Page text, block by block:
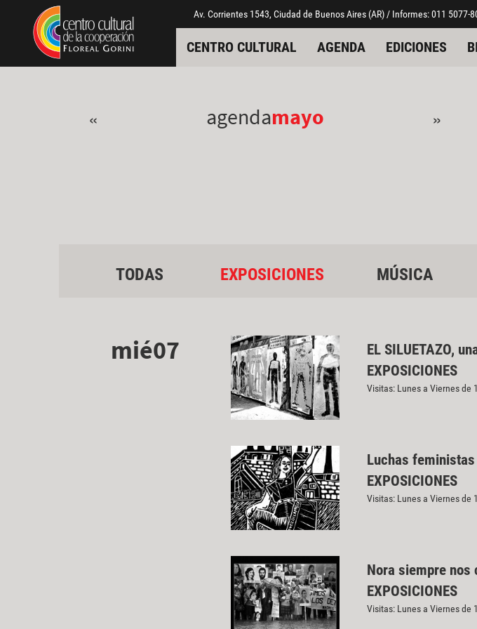
Pasar al contenido principal
Jump to main content Av. Corrientes 1543, Ciudad de Buenos Aires (AR) / Informes: 011
CENTRO CULTURAL AGENDA EDICIONES
« agendamayo »
TODAS EXPOSICIONES MÚSICA
mié07
EL SILUETAZO,
EXPOSICIONES
Visitas: Lunes a Viernes de
Luchas
EXPOSICIONES
Visitas: Lunes a Viernes de
Nora siempre nos
EXPOSICIONES
Visitas: Lunes a Viernes de